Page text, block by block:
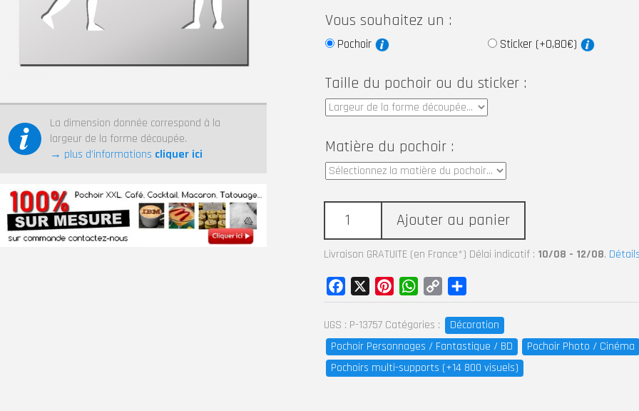
La dimension donnée correspond à la
largeur de la forme découpée.
→ plus d’informations cliquer ici
Vous souhaitez un :
Pochoir Sticker (+0,80€)
Taille du pochoir ou du sticker :
Matière du pochoir :
Ajouter au panier
Livraison GRATUITE (en France*) Délai indicatif : 10/08 - 12/08.
UGS : P-13757 Catégories :
Décoration
Pochoir Personnages / Fantastique / BD
Pochoir Photo / Cinéma
Pochoirs multi-supports (+14 800 visuels)
Facebook PinterestWhatsApp
Copy
Link